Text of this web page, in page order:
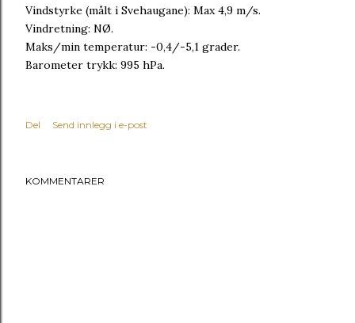
Vindstyrke (målt i Svehaugane): Max 4,9 m/s.
Vindretning: NØ.
Maks/min temperatur: -0,4/-5,1 grader.
Barometer trykk: 995 hPa.
Del Send innlegg i e-post
KOMMENTARER